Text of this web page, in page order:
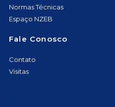
Normas Técnicas
Espaço NZEB
Fale Conosco
Contato
Visitas